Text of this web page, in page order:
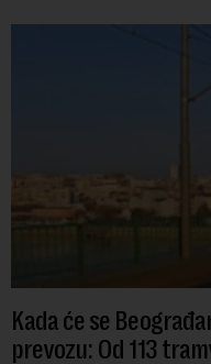
Kada će se
prevozu: Od 113